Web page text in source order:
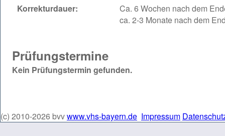
Korrekturdauer:
Ca. 6 Wochen nach dem
ca. 2-3 Monate nach dem
Prüfungstermine
Kein Prüfungstermin gefunden.
(c) 2010-2026 bvvwww.vhs-bayern.de Impressum